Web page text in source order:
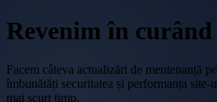
Revenim în curând
Facem câteva actualizări de mentenanță
îmbunătăți securitatea și performanța
mai scurt timp.